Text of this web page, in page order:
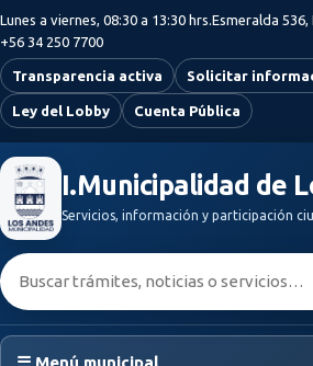
Saltar al contenido principal
Lunes a viernes, 08:30 a 13:30 hrs.Esmeralda 536,
+56 34 250 7700
Transparencia activa Solicitar
Ley del Lobby Cuenta Pública
I.Municipalidad de
Servicios, información y participación
Buscar:
☰ Menú municipal